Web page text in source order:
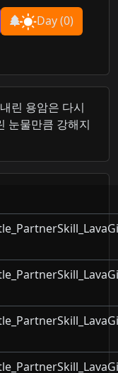
Day(0)
린 용암은 다시
눈물만큼 강해지